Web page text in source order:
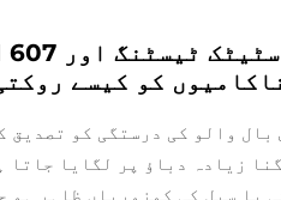
کو کیسے
والو کی درستگی کو
اس کی درجہ بند شدہ صلاحیت سے 1.5 گنا زیادہ